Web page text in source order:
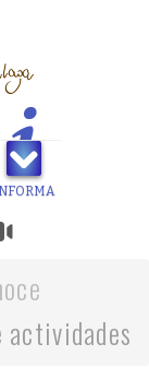
actividades